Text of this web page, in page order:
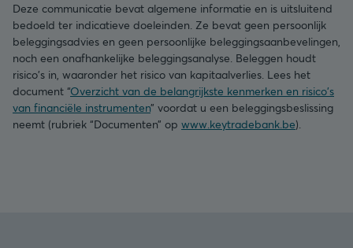
Deze communicatie bevat algemene informatie en is uitsluitend
bedoeld ter indicatieve doeleinden. Ze bevat geen persoonlijk
beleggingsadvies en geen persoonlijke beleggingsaanbevelingen,
noch een onafhankelijke beleggingsanalyse. Beleggen houdt
risico's in, waaronder het risico van kapitaalverlies. Lees het
document “Overzicht van de belangrijkste kenmerken en risico's
van financiële instrumenten” voordat u een beleggingsbeslissing
neemt (rubriek “Documenten” op www.keytradebank.be).